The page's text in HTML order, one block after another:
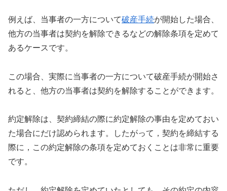
例えば、当事者の一方について破産手続が開始した場合、
他方の当事者は契約を解除できるなどの解除条項を定めて
あるケースです。
この場合、実際に当事者の一方について破産手続が開始さ
れると、他方の当事者は契約を解除することができます。
約定解除は、契約締結の際に約定解除の事由を定めておい
た場合にだけ認められます。したがって，契約を締結する
際に，この約定解除の条項を定めておくことは非常に重要
です。